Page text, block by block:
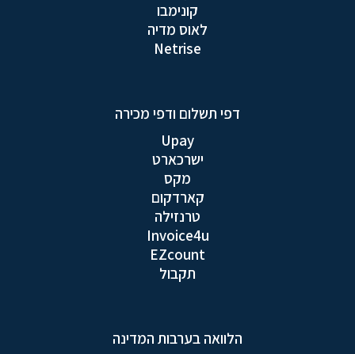
קונימבו
לאוס מדיה
Netrise
דפי תשלום ודפי מכירה
Upay
ישרכארט
מקס
קארדקום
טרנזילה
Invoice4u
EZcount
תקבול
הלוואה בערבות המדינה